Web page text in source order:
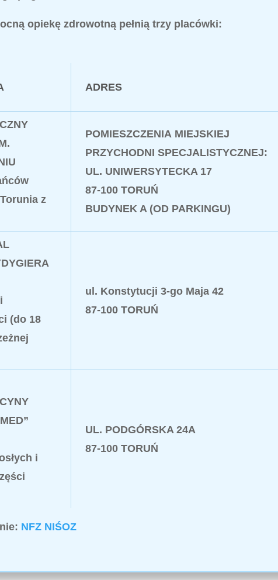
opiekę zdrowotną pełnią trzy placówki:
ADRES
z
POMIESZCZENIA MIEJSKIEJ
PRZYCHODNI SPECJALISTYCZNEJ:
UL. UNIWERSYTECKA 17
87-100 TORUŃ
BUDYNEK A (OD PARKINGU)
(do 18
ul. Konstytucji 3-go Maja 42
87-100 TORUŃ
i
UL. PODGÓRSKA 24A
87-100 TORUŃ
NFZ NIŚOZ